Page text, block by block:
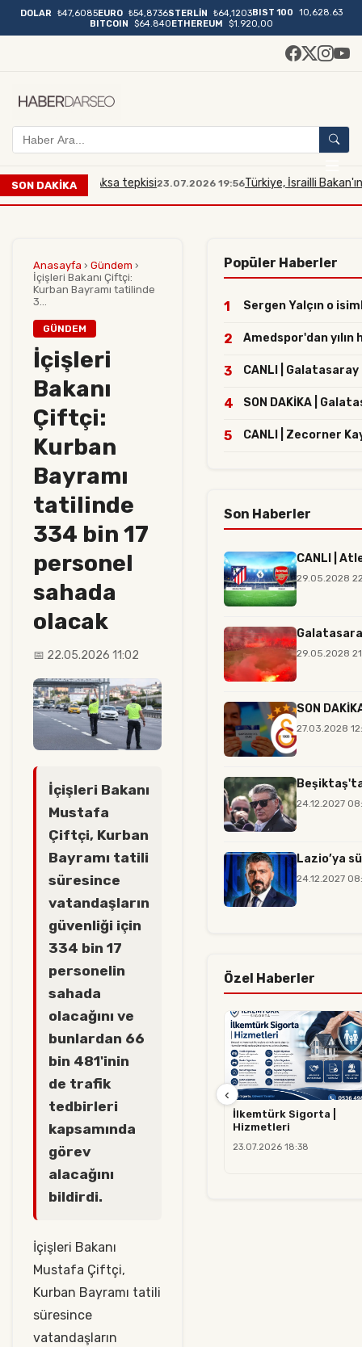
DOLAR ₺47,6085EURO ₺54,8736STERLİN ₺64,1203BIST 100
10,628.63
BITCOIN
$64.840ETHEREUM $1.920,00
SON DAKİKA
Mescidi Aksa tepkisi23.07.2026 19:56Türkiye, İsrailli Bakan'ın
Anasayfa › Gündem ›
İçişleri Bakanı Çiftçi:
Kurban Bayramı tatilinde
3...
GÜNDEM
İçişleri
Bakanı
Çiftçi:
Kurban
Bayramı
tatilinde
334 bin 17
personel
sahada
olacak
📅 22.05.2026 11:02
İçişleri Bakanı
Mustafa
Çiftçi, Kurban
Bayramı tatili
süresince
vatandaşların
güvenliği için
334 bin 17
personelin
sahada
olacağını ve
bunlardan 66
bin 481'inin
de trafik
tedbirleri
kapsamında
görev
alacağını
bildirdi.
İçişleri Bakanı
Mustafa Çiftçi,
Kurban Bayramı tatili
süresince
vatandaşların
Popüler Haberler
1 Sergen Yalçın o
2 Amedspor'dan yılın
3 CANLI |
4 SON DAKİKA |
5 CANLI | Zecorner
Son Haberler
CANLI |
29.05.2028
29.05.2028
SON
27.03.2028
24.12.2027
Lazio’ya
24.12.2027
Özel Haberler
İlkemtürk Sigorta |
Hizmetleri
23.07.2026 18:38
‹